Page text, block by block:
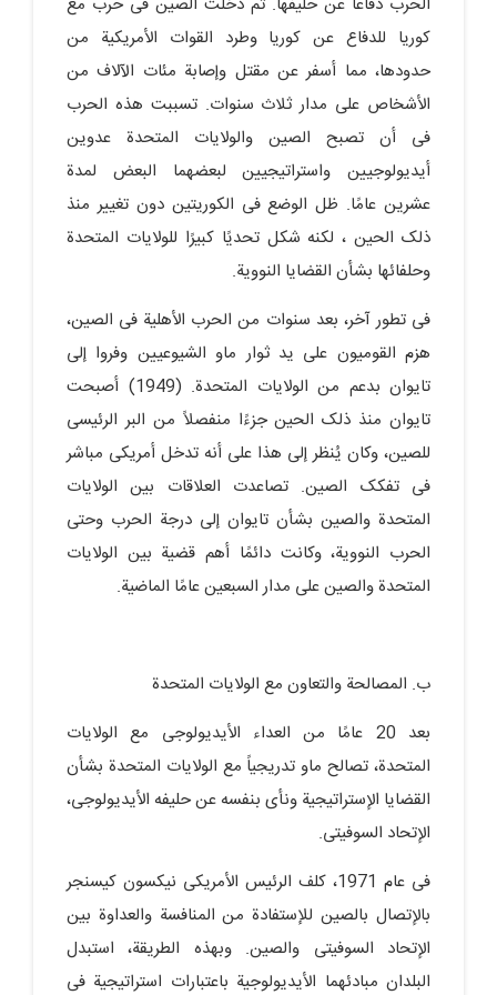
کوریا للدفاع عن کوریا وطرد القوات الأمریکیة من
حدودها، مما أسفر عن مقتل وإصابة مئات الآلاف من
الأشخاص على مدار ثلاث سنوات. تسببت هذه الحرب
فی أن تصبح الصین والولایات المتحدة عدوین
أیدیولوجیین واستراتیجیین لبعضهما البعض لمدة
عشرین عامًا. ظل الوضع فی الکوریتین دون تغییر منذ
ذلک الحین ، لکنه شکل تحدیًا کبیرًا للولایات المتحدة
وحلفائها بشأن القضایا النوویة.
فی تطور آخر، بعد سنوات من الحرب الأهلیة فی الصین،
هزم القومیون على ید ثوار ماو الشیوعیین وفروا إلى
تایوان بدعم من الولایات المتحدة. (1949) أصبحت
تایوان منذ ذلک الحین جزءًا منفصلاً من البر الرئیسی
للصین، وکان یُنظر إلى هذا على أنه تدخل أمریکی مباشر
فی تفکک الصین. تصاعدت العلاقات بین الولایات
المتحدة والصین بشأن تایوان إلى درجة الحرب وحتى
الحرب النوویة، وکانت دائمًا أهم قضیة بین الولایات
المتحدة والصین على مدار السبعین عامًا الماضیة.
ب. المصالحة والتعاون مع الولایات المتحدة
بعد 20 عامًا من العداء الأیدیولوجی مع الولایات
المتحدة، تصالح ماو تدریجیاً مع الولایات المتحدة بشأن
القضایا الإستراتیجیة ونأى بنفسه عن حلیفه الأیدیولوجی،
الإتحاد السوفیتی.
فی عام 1971، کلف الرئیس الأمریکی نیکسون کیسنجر
بالإتصال بالصین للإستفادة من المنافسة والعداوة بین
الإتحاد السوفیتی والصین. وبهذه الطریقة، استبدل
البلدان مبادئهما الأیدیولوجیة باعتبارات استراتیجیة فی